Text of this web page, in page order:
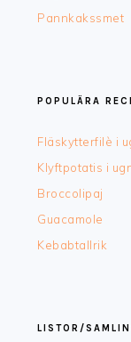
Pannkakssmet
POPULÄRA
Fläskytterfilè i
Klyftpotatis i
Broccolipaj
Guacamole
Kebabtallrik
LISTOR/